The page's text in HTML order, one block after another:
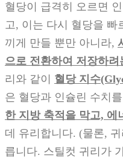
혈당이 급격히 오르면
고, 이는 다시 혈당을 빠
끼게 만들 뿐만 아니라,
으로 전환하여 저장하려
리와 같이 혈당 지수
은 혈당과 인슐린 수치를
한 지방 축적을 막고, 에
데 유리합니다. (물론,
릅니다. 스틸컷 귀리가